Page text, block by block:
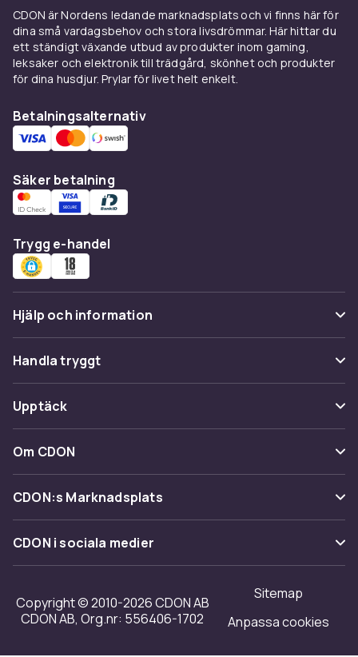
CDON är Nordens ledande marknadsplats och vi finns här för
dina små vardagsbehov och stora livsdrömmar. Här hittar du
ett ständigt växande utbud av produkter inom gaming,
leksaker och elektronik till trädgård, skönhet och produkter
för dina husdjur. Prylar för livet helt enkelt.
Betalningsalternativ
Säker betalning
Trygg e-handel
Hjälp och information
Vanliga frågor
Spåra paket
Ångra & Returnera här
Kundservice
Handla tryggt
Betalning
Leverans
Återkallelser
Upptäck
Kategorier
Varumärken
Shopit.se
Om CDON
Om oss
Kundrecensioner
Tillgänglighet
CDON:s Marknadsplats
Sälj på CDON
Bli affiliate
Regler & kvalitet
Merchant Help Center
CDON i sociala medier
Copyright © 2010-2026 CDON AB
CDON AB, Org.nr: 556406-1702
Sitemap
Anpassa cookies